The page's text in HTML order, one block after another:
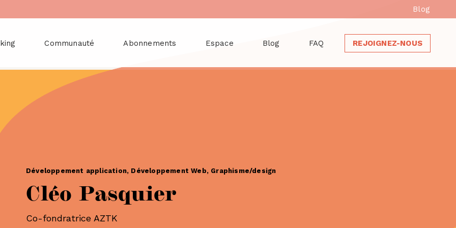
Blog
Communauté Abonnements Espace Blog FAQ REJOIGNEZ-NOUS
Développement application, Développement Web, Graphisme/design
Cléo Pasquier
Co-fondratrice AZTK